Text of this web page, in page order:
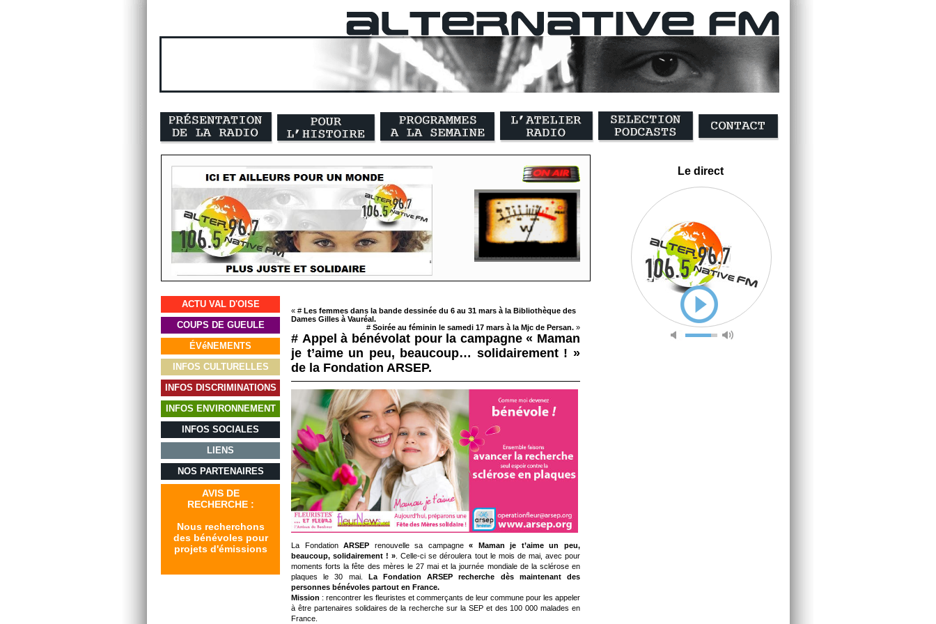
Le direct
ACTU VAL D'OISE
COUPS DE GUEULE
ÉVéNEMENTS
INFOS CULTURELLES
INFOS DISCRIMINATIONS
INFOS ENVIRONNEMENT
INFOS SOCIALES
LIENS
NOS PARTENAIRES
AVIS DE
RECHERCHE :
Nous recherchons
des bénévoles pour
projets d'émissions
« # Les femmes dans la bande dessinée du 6 au 31 mars à la Bibliothèque des
Dames Gilles à Vauréal.
# Soirée au féminin le samedi 17 mars à la Mjc de Persan. »
# Appel à bénévolat pour la campagne « Maman
je t’aime un peu, beaucoup… solidairement ! »
de la Fondation ARSEP.
La FondationARSEP renouvelle sa campagne« Maman je t’aime un peu,
beaucoup, solidairement ! » . Celle-ci se déroulera tout le mois de mai, avec pour
moments forts la fête des mères le 27 mai et la journée mondiale de la sclérose en
plaques le 30 mai. La Fondation ARSEP recherche dès maintenant des
personnes bénévoles partout en France.
Mission : rencontrer les fleuristes et commerçants de leur commune pour les appeler
à être partenaires solidaires de la recherche sur la SEP et des 100 000 malades en
France.